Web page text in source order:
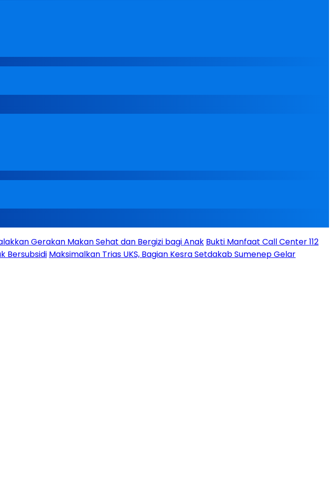
Gerakan Makan Sehat dan Bergizi bagi Anak Bukti Manfaat Call Center 112
Bersubsidi Maksimalkan Trias UKS, Bagian Kesra Setdakab Sumenep Gelar